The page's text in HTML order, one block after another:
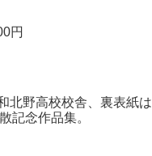
円
北野高校校舎、裏表紙は
記念作品集。